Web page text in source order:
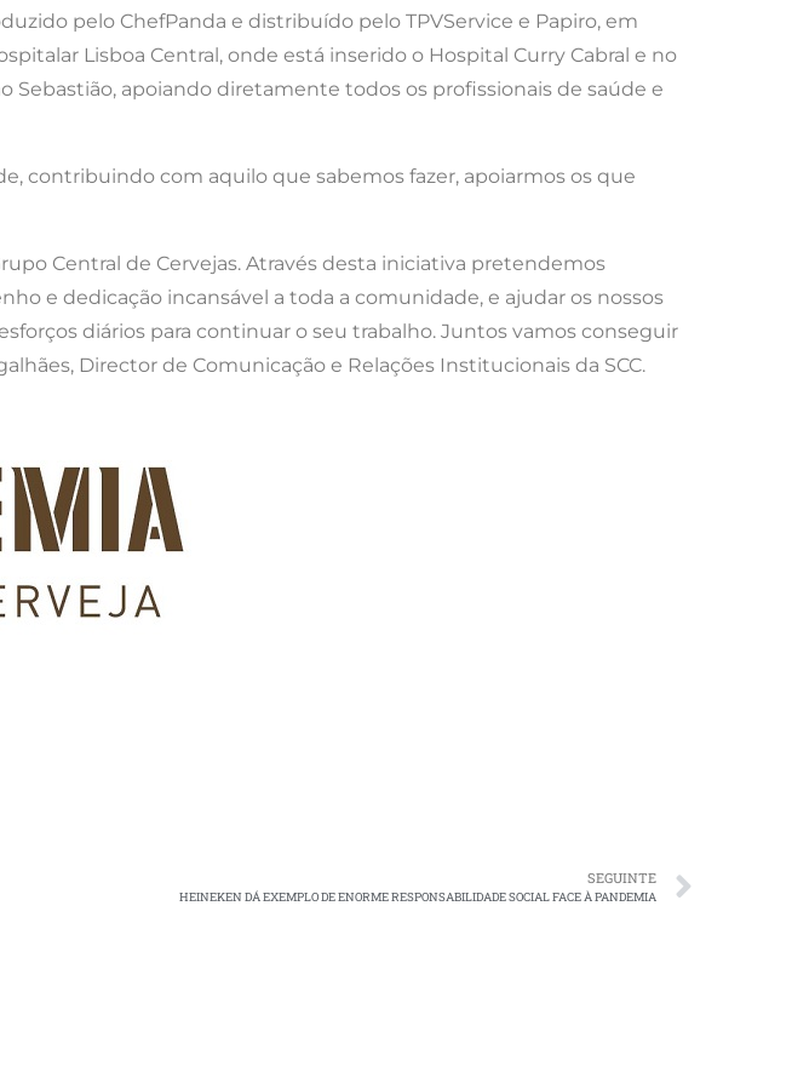
pelo ChefPanda e distribuído pelo TPVService e Papiro, em
Lisboa Central, onde está inserido o Hospital Curry Cabral e no
Sebastião, apoiando diretamente todos os profissionais de saúde e
contribuindo com aquilo que sabemos fazer, apoiarmos os que
Central de Cervejas. Através desta iniciativa pretendemos
e dedicação incansável a toda a comunidade, e ajudar os nossos
diários para continuar o seu trabalho. Juntos vamos conseguir
Director de Comunicação e Relações Institucionais da SCC.
SEGUINTE
HEINEKEN DÁ EXEMPLO DE ENORME RESPONSABILIDADE SOCIAL FACE À PANDEMIA